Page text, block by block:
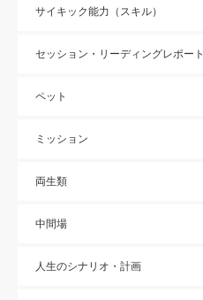
サイキック能力（スキル）
セッション・リーディングレポート
ペット
ミッション
両生類
中間場
人生のシナリオ・計画